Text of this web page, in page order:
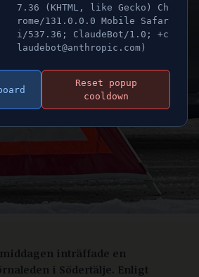
inträffade en
i Södertälje. Enligt
7.36 (KHTML, like Gecko) Ch
rome/131.0.0.0 Mobile Safar
i/537.36; ClaudeBot/1.0; +c
laudebot@anthropic.com)
Reset popup
cooldown